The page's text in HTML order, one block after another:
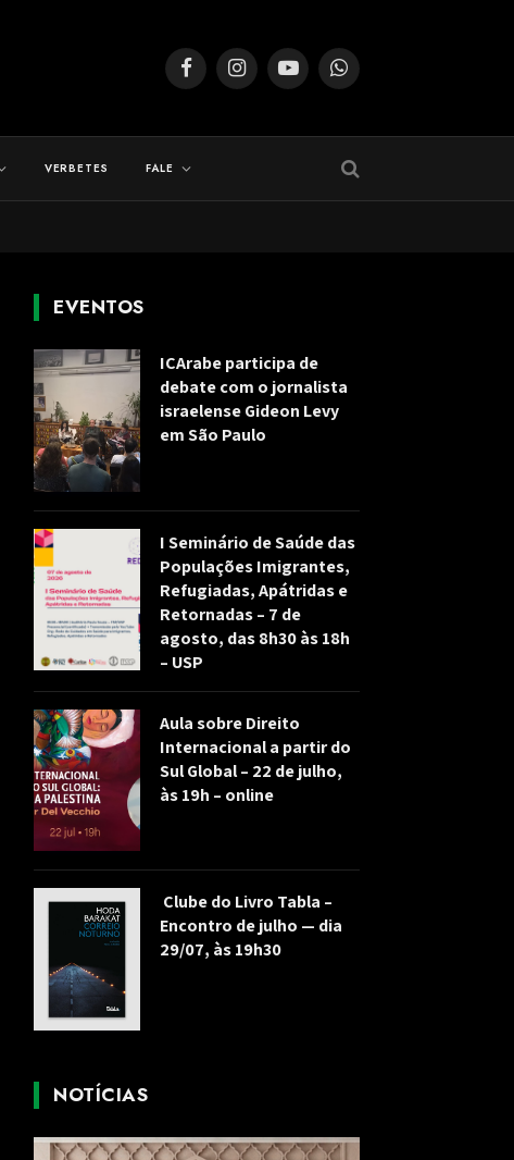
FacebookInstagramYouTubeWhatsApp
VERBETES FALE
EVENTOS
ICArabe participa de
debate com o jornalista
israelense Gideon Levy
em São Paulo
I Seminário de Saúde das
Populações Imigrantes,
Refugiadas, Apátridas e
Retornadas – 7 de
agosto, das 8h30 às 18h
– USP
Aula sobre Direito
Internacional a partir do
Sul Global – 22 de julho,
às 19h – online
Clube do Livro Tabla –
Encontro de julho — dia
29/07, às 19h30
NOTÍCIAS